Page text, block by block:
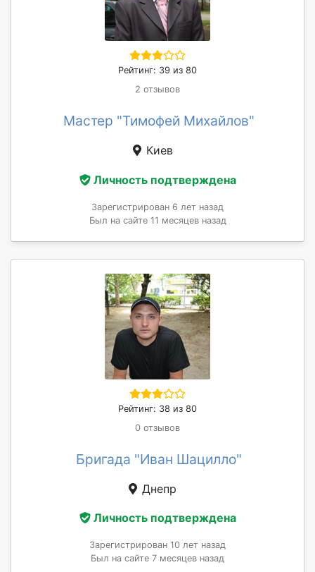
Рейтинг: 39 из 80
2 отзывов
Мастер "Тимофей Михайлов"
Киев
Личность подтверждена
Зарегистрирован 6 лет назад
Был на сайте 11 месяцев назад
Рейтинг: 38 из 80
0 отзывов
Бригада "Иван Шацилло"
Днепр
Личность подтверждена
Зарегистрирован 10 лет назад
Был на сайте 7 месяцев назад